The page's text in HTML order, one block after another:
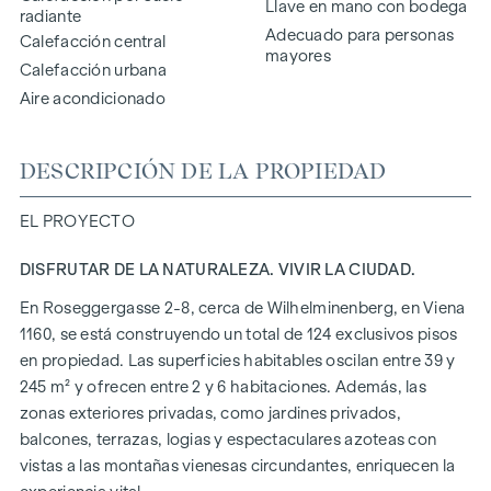
radiante
Calefacción central
Calefacción urbana
Aire acondicionado
Llave en mano con bodega
Adecuado para personas
mayores
DESCRIPCIÓN DE LA PROPIEDAD
EL PROYECTO
DISFRUTAR DE LA NATURALEZA. VIVIR LA CIUDAD.
En Roseggergasse 2-8, cerca de Wilhelminenberg, en Viena
1160, se está construyendo un total de 124 exclusivos pisos
en propiedad. Las superficies habitables oscilan entre 39 y
245 m² y ofrecen entre 2 y 6 habitaciones. Además, las
zonas exteriores privadas, como jardines privados,
balcones, terrazas, logias y espectaculares azoteas con
vistas a las montañas vienesas circundantes, enriquecen la